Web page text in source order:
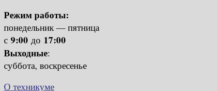
Режим работы:
понедельник — пятница
с 9:00 до 17:00
Выходные:
суббота, воскресенье
О техникуме